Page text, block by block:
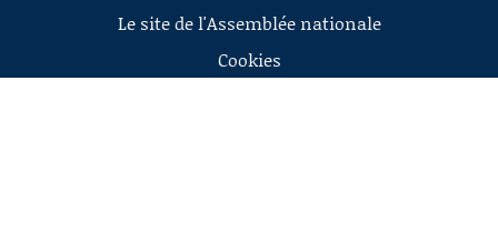
Le site de l'Assemblée nationale
Cookies